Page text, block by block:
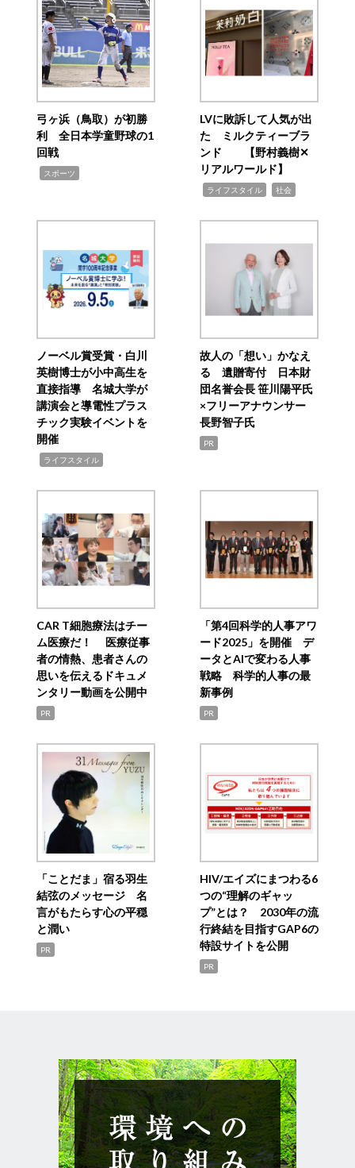
弓ヶ浜（鳥取）が初勝
利 全日本学童野球の1
回戦
スポーツ
LVに敗訴して人気が出
た ミルクティーブラ
ンド 【野村義樹✕
リアルワールド】
ライフスタイル 社会
ノーベル賞受賞・白川
英樹博士が小中高生を
直接指導 名城大学が
講演会と導電性プラス
チック実験イベントを
開催
ライフスタイル
故人の「想い」かなえ
る 遺贈寄付 日本財
団名誉会長 笹川陽平氏
×フリーアナウンサー
長野智子氏
PR
CAR T細胞療法はチー
ム医療だ！ 医療従事
者の情熱、患者さんの
思いを伝えるドキュメ
ンタリー動画を公開中
PR
「第4回科学的人事アワ
ード2025」を開催 デ
ータとAIで変わる人事
戦略 科学的人事の最
新事例
PR
「ことだま」宿る羽生
結弦のメッセージ 名
言がもたらす心の平穏
と潤い
PR
HIV/エイズにまつわる6
つの“理解のギャッ
プ”とは？ 2030年の流
行終結を目指すGAP6の
特設サイトを公開
PR